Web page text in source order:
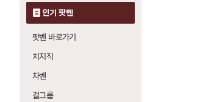
인기 팟벤
팟벤 바로가기
치지직
차벤
걸그룹